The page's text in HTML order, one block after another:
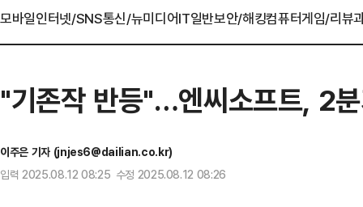
모바일인터넷/SNS통신/뉴미디어IT일반보안/해킹컴퓨터게임/리뷰
"기존작 반등"…엔씨소프트, 2
이주은 기자 (jnjes6@dailian.co.kr)
입력 2025.08.12 08:25 수정 2025.08.12 08:26